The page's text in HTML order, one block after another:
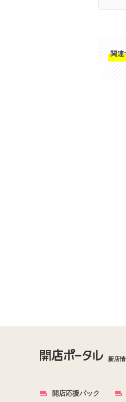
関
新店
開店応援パック